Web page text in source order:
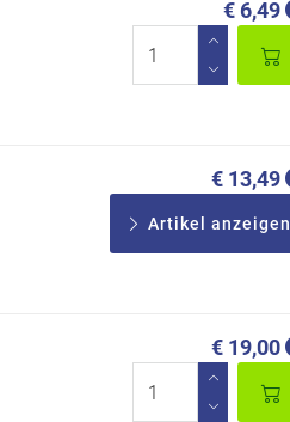
€ 6,49
€ 13,49
Artikel anzeigen
€ 19,00